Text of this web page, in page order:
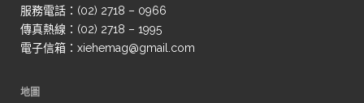
服務電話：(02) 2718 – 0966
傳真熱線：(02) 2718 – 1995
電子信箱：xiehemag@gmail.com
地圖